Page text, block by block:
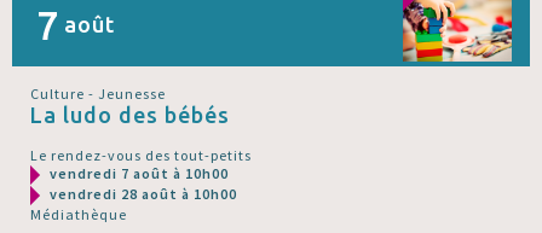
7 août
Culture - Jeunesse
La ludo des bébés
Le rendez-vous des tout-petits
vendredi 7 août à 10h00
vendredi 28 août à 10h00
Médiathèque